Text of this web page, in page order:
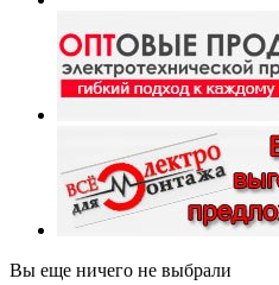
Вы еще ничего не выбрали